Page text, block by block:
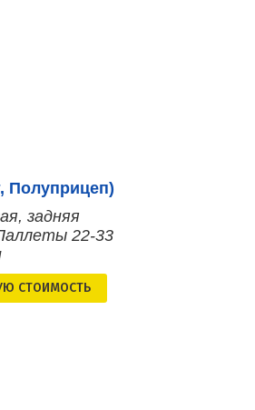
Полуприцеп)
задняя
22-33
СТОИМОСТЬ